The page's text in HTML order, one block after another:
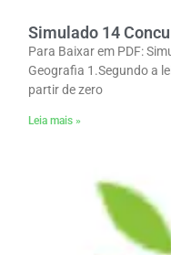
Simulado 14
Para Baixar em PDF:
Geografia 1.Segundo a
partir de zero
Leia mais »